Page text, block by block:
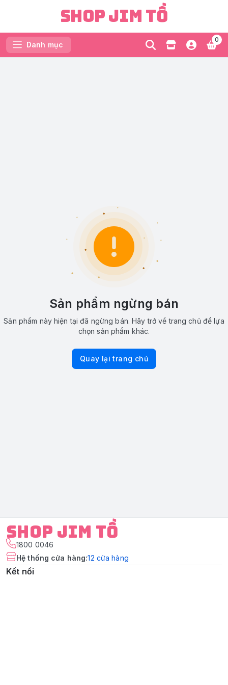
Shop Jim Tồ
Danh mục
0
Sản phẩm ngừng bán
Sản phẩm này hiện tại đã ngừng bán. Hãy trở về trang chủ để lựa
chọn sản phẩm khác.
Quay lại trang chủ
Shop Jim Tồ
1800 0046
Hệ thống cửa hàng:12 cửa hàng
Kết nối